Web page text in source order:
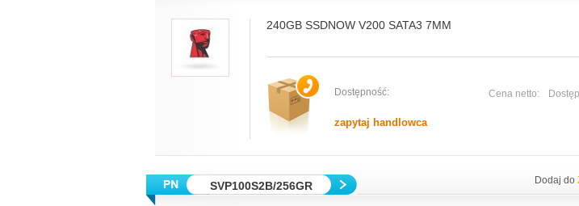
240GB SSDNOW V200 SATA3 7MM
Dostępność:
zapytaj handlowca
Cena netto:
SVP100S2B/256GR Dodaj do